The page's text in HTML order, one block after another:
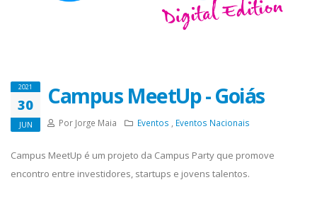
2021
30
JUN
Campus MeetUp - Goiás
Por Jorge Maia Eventos Eventos Nacionais
Campus MeetUp é um projeto da Campus Party que promove
encontro entre investidores, startups e jovens talentos.